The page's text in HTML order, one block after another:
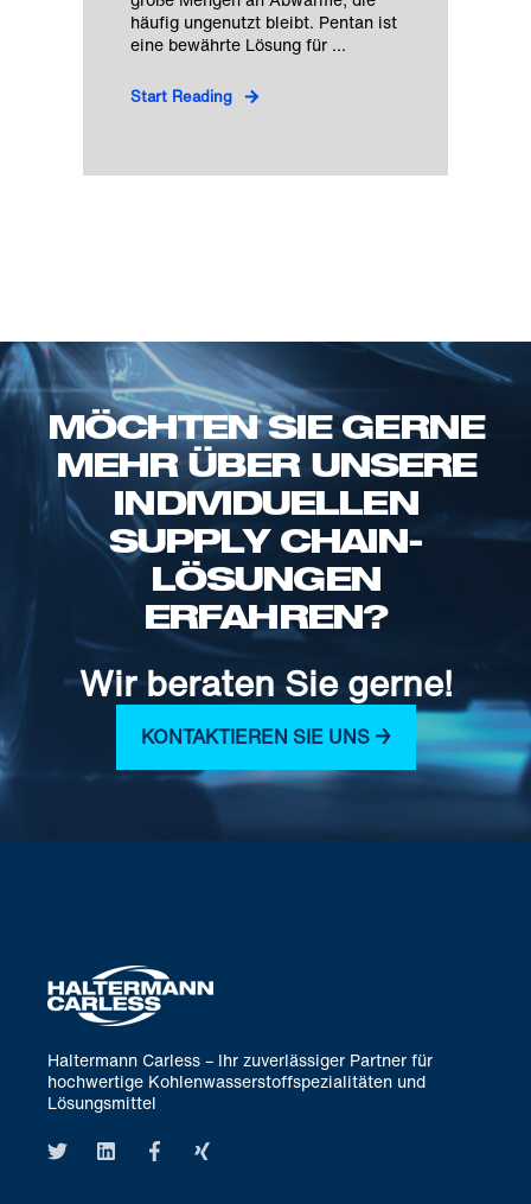
häufig ungenutzt bleibt. Pentan ist
eine bewährte Lösung für ...
Start Reading
MÖCHTEN SIE GERNE
MEHR ÜBER UNSERE
INDIVIDUELLEN
SUPPLY CHAIN-
LÖSUNGEN
ERFAHREN?
Wir beraten Sie gerne!
KONTAKTIEREN SIE UNS →
Haltermann Carless – Ihr zuverlässiger Partner für
hochwertige Kohlenwasserstoffspezialitäten und
Lösungsmittel